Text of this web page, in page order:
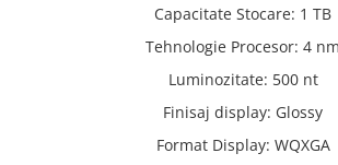
Trimmere si Fierastrae
Capacitate Stocare: 1 TB
Tehnologie Procesor: 4 nm
Luminozitate: 500 nt
Finisaj display: Glossy
Format Display: WQXGA